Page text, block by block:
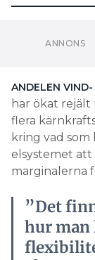
har ökat
elsystemet att
marginalerna
”Det
hur man
få mer
påverka
bör